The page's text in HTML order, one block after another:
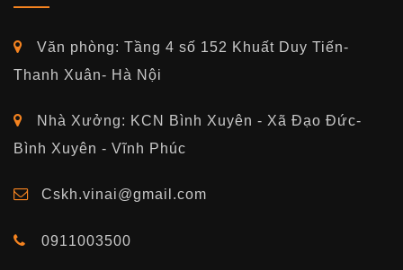
Văn phòng: Tầng 4 số 152 Khuất Duy Tiến-
Thanh Xuân- Hà Nội
Nhà Xưởng: KCN Bình Xuyên - Xã Đạo Đức-
Bình Xuyên - Vĩnh Phúc
Cskh.vinai@gmail.com
0911003500